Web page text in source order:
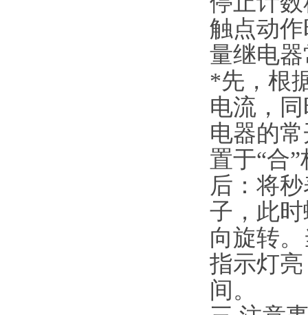
触点动
量继电
*先，根
电流，
电器的
置于“合
后：将
子，此
向旋转
指示灯
间。